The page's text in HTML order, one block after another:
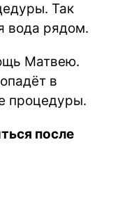
Так
вода рядом.
Матвею.
в
процедуры.
после